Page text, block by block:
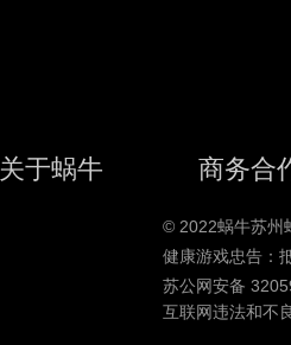
关于蜗牛 商务合
© 2022蜗牛苏州
健康游戏忠告：
苏公网安备
互联网违法和不